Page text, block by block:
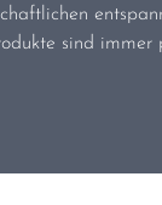
sind immer